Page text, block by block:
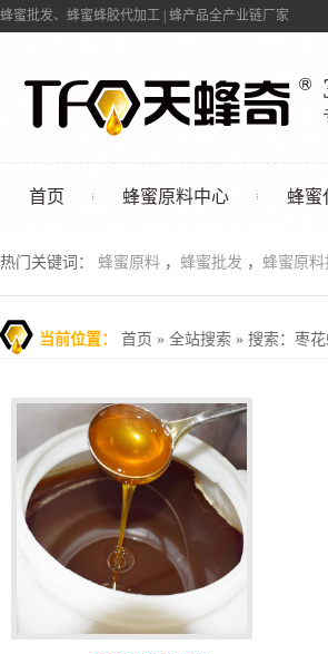
蜂蜜批发、蜂蜜蜂胶代加工 | 蜂产品全产业链厂家
首页 蜂蜜原料中心 蜂蜜
联系我们
热门关键词： 蜂蜜原料 ， 蜂蜜批发 ， 蜂蜜原料
当前位置： 首页 » 全站搜索 » 搜索：枣